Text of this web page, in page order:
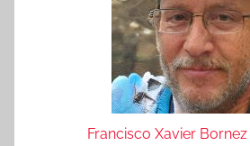
Francisco Xavier